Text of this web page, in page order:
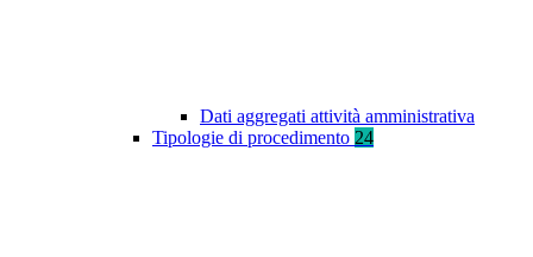
Dati aggregati attività amministrativa
Tipologie di procedimento 24